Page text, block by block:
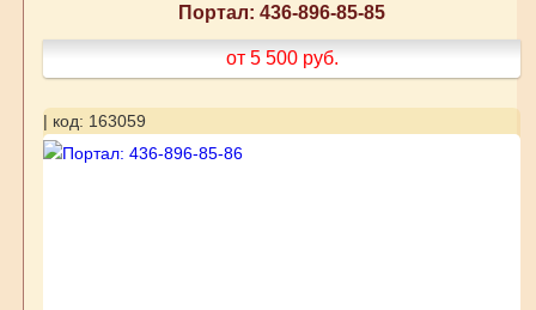
Портал: 436-896-85-85
от 5 500 руб.
| код: 163059